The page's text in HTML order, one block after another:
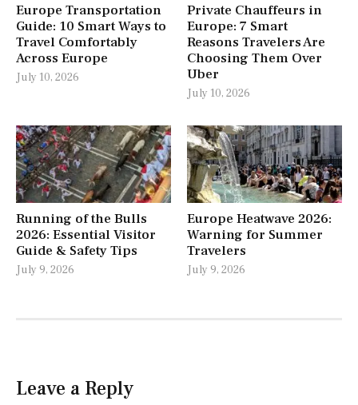
Europe Transportation
Guide: 10 Smart Ways to
Travel Comfortably
Across Europe
July 10, 2026
Private Chauffeurs in
Europe: 7 Smart
Reasons Travelers Are
Choosing Them Over
Uber
July 10, 2026
Running of the Bulls
2026: Essential Visitor
Guide & Safety Tips
July 9, 2026
Europe Heatwave 2026:
Warning for Summer
Travelers
July 9, 2026
Leave a Reply